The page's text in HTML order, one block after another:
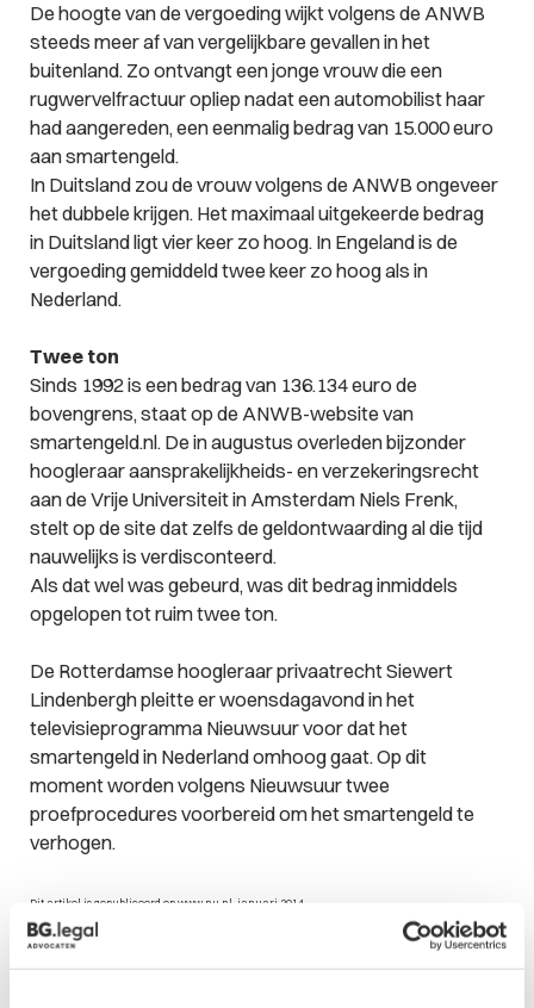
De hoogte van de vergoeding wijkt volgens de ANWB
steeds meer af van vergelijkbare gevallen in het
buitenland. Zo ontvangt een jonge vrouw die een
rugwervelfractuur opliep nadat een automobilist haar
had aangereden, een eenmalig bedrag van 15.000 euro
aan smartengeld.
In Duitsland zou de vrouw volgens de ANWB ongeveer
het dubbele krijgen. Het maximaal uitgekeerde bedrag
in Duitsland ligt vier keer zo hoog. In Engeland is de
vergoeding gemiddeld twee keer zo hoog als in
Nederland.
Twee ton
Sinds 1992 is een bedrag van 136.134 euro de
bovengrens, staat op de ANWB-website van
smartengeld.nl. De in augustus overleden bijzonder
hoogleraar aansprakelijkheids- en verzekeringsrecht
aan de Vrije Universiteit in Amsterdam Niels Frenk,
stelt op de site dat zelfs de geldontwaarding al die tijd
nauwelijks is verdisconteerd.
Als dat wel was gebeurd, was dit bedrag inmiddels
opgelopen tot ruim twee ton.
De Rotterdamse hoogleraar privaatrecht Siewert
Lindenbergh pleitte er woensdagavond in het
televisieprogramma Nieuwsuur voor dat het
smartengeld in Nederland omhoog gaat. Op dit
moment worden volgens Nieuwsuur twee
proefprocedures voorbereid om het smartengeld te
verhogen.
Dit artikel is gepubliceerd opwww.nu.nl , januari 2014
Zie ook het nieuwsuur item:
Smartengeld in Nederland